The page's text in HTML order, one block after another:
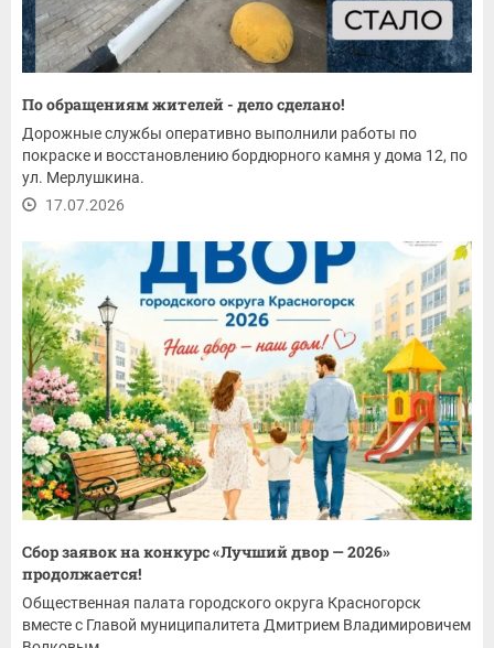
По обращениям жителей - дело сделано!
Дорожные службы оперативно выполнили работы по
покраске и восстановлению бордюрного камня у дома 12, по
ул. Мерлушкина.
17.07.2026
Сбор заявок на конкурс «Лучший двор — 2026»
продолжается!
Общественная палата городского округа Красногорск
вместе с Главой муниципалитета Дмитрием Владимировичем